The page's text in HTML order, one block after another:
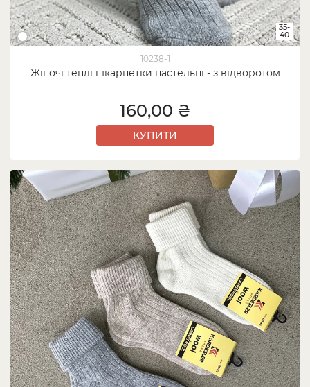
10238-1
Жіночі теплі шкарпетки пастельні - з відворотом
35-
40
160,00 ₴
КУПИТИ